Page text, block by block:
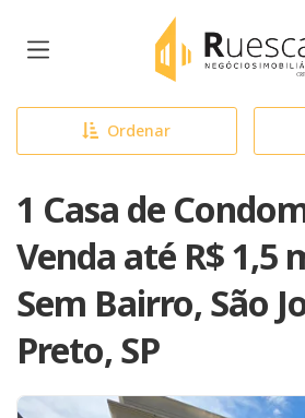
Página inicial
Ordenar
1 Casa de
Venda até R$ 1,5
Sem Bairro, São
Preto, SP